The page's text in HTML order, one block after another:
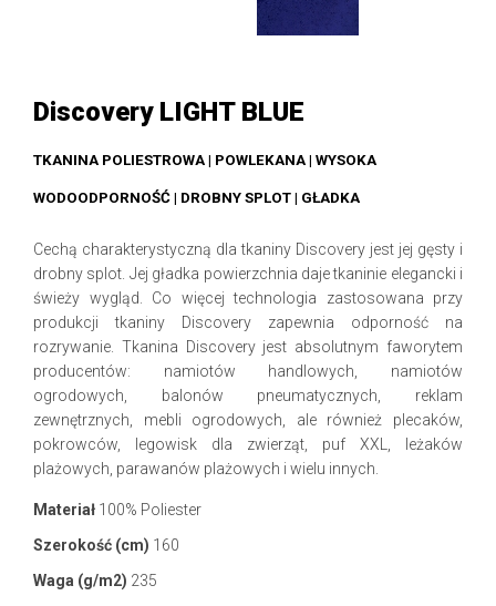
Discovery LIGHT BLUE
TKANINA POLIESTROWA | POWLEKANA | WYSOKA
WODOODPORNOŚĆ | DROBNY SPLOT | GŁADKA
Cechą charakterystyczną dla tkaniny Discovery jest jej gęsty i
drobny splot. Jej gładka powierzchnia daje tkaninie elegancki i
świeży wygląd. Co więcej technologia zastosowana przy
produkcji tkaniny Discovery zapewnia odporność na
rozrywanie. Tkanina Discovery jest absolutnym faworytem
producentów: namiotów handlowych, namiotów
ogrodowych, balonów pneumatycznych, reklam
zewnętrznych, mebli ogrodowych, ale również plecaków,
pokrowców, legowisk dla zwierząt, puf XXL, leżaków
plażowych, parawanów plażowych i wielu innych.
Materiał 100% Poliester
Szerokość (cm) 160
Waga (g/m2) 235